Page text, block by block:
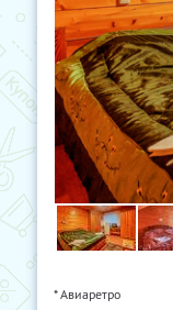
* Авиаретро